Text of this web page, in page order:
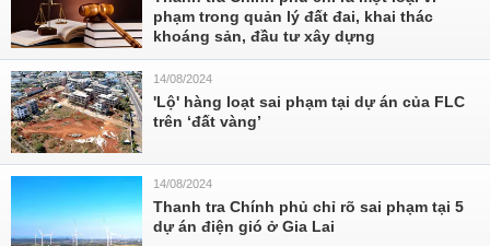
phạm trong quản lý đất đai, khai thác
khoáng sản, đầu tư xây dựng
14/08/2024
'Lộ' hàng loạt sai phạm tại dự án của FLC
trên ‘đất vàng’
14/08/2024
Thanh tra Chính phủ chỉ rõ sai phạm tại 5
dự án điện gió ở Gia Lai